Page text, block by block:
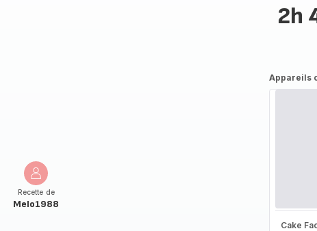
Recette de
Melo1988
2h
Appareils
Cake